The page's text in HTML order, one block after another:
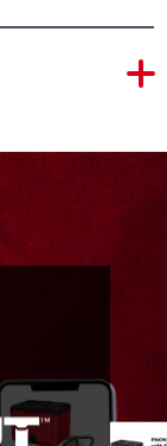
承重)
安全
22-8433